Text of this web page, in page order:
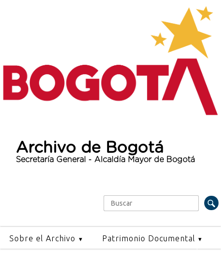
Archivo de Bogotá
Secretaría General - Alcaldía Mayor de Bogotá
Formulario de búsqueda
Buscar
Sobre el Archivo Patrimonio Documental